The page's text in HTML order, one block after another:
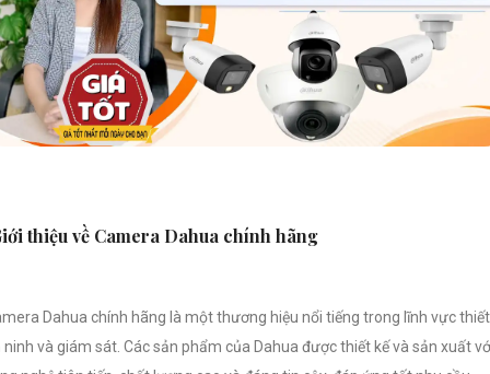
thiệu về Camera Dahua chính hãng
Dahua chính hãng là một thương hiệu nổi tiếng trong lĩnh vực
ninh và giám sát. Các sản phẩm của Dahua được thiết kế và sản xuất